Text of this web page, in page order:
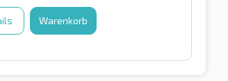
Warenkorb